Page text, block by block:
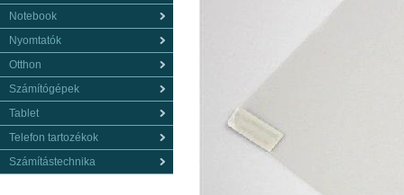
Notebook
Nyomtatók
Otthon
Számítógépek
Tablet
Telefon tartozékok
Számítástechnika